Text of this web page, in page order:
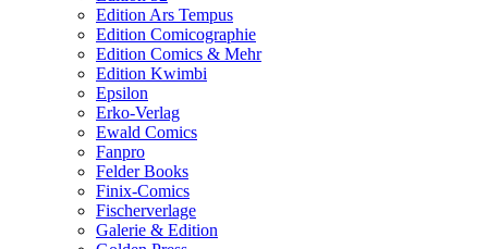
Edition Ars Tempus
Edition Comicographie
Edition Comics & Mehr
Edition Kwimbi
Epsilon
Erko-Verlag
Ewald Comics
Fanpro
Felder Books
Finix-Comics
Fischerverlage
Galerie & Edition